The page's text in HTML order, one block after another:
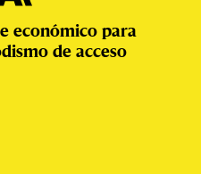
económico para
de acceso